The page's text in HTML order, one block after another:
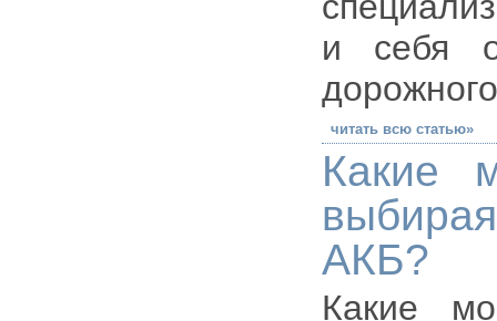
и себя
читать всю статью»
Какие
АКБ?
Какие